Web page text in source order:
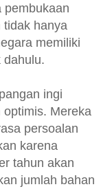
pembukaan
hanya
memiliki
dahulu.
ingi
Mereka
persoalan
karena
tahun akan
jumlah bahan